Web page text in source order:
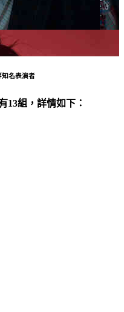
知名表演者
13組，詳情如下：